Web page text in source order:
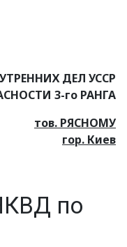
ДЕЛ УССР
3-го РАНГА
тов. РЯСНОМУ
гор. Киев
по